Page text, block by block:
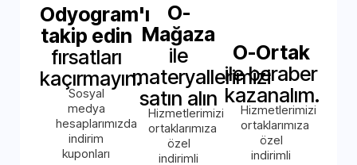
Odyogram'ı
takip edin
fırsatları
kaçırmayın.
Sosyal
medya
hesaplarımızda
indirim
kuponları
O-
Mağaza
ile
materyallerimizi
satın alın
Hizmetlerimizi
ortaklarımıza
özel
indirimli
O-Ortak
ile beraber
kazanalım.
Hizmetlerimizi
ortaklarımıza
özel
indirimli